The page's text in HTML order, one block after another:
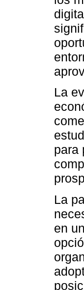
La
para
La
en